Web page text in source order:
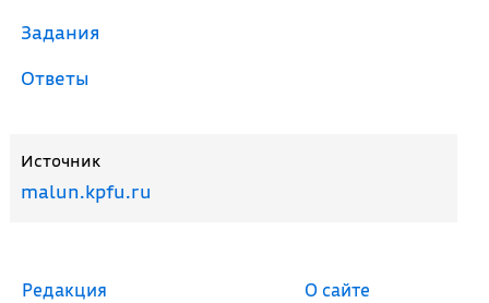
Задания
Ответы
Источник
malun.kpfu.ru
Редакция
О сайте